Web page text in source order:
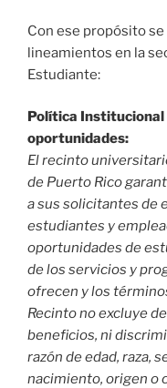
Con ese propósito
lineamientos en la
Estudiante:
Política Institucional
oportunidades:
El recinto
de Puerto Rico
a sus solicitantes de
estudiantes y
oportunidades de
de los servicios y
ofrecen y los
Recinto no excluye
beneficios, ni
razón de edad, raza,
nacimiento, origen o